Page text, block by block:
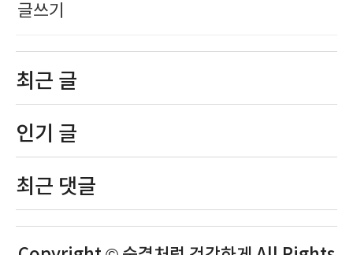
글쓰기
최근 글
인기 글
최근 댓글